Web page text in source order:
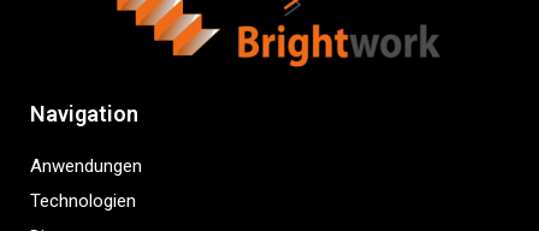
Navigation
Anwendungen
Technologien